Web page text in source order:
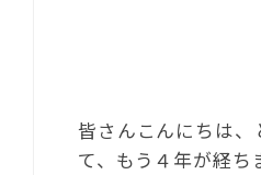
皆さんこんにちは
て、もう４年が経